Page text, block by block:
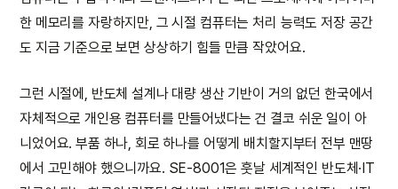
한 메모리를 자랑하지만, 그 시절 컴퓨터는 처리 능력도 저장 공간
도 지금 기준으로 보면 상상하기 힘들 만큼 작았어요.
그런 시절에, 반도체 설계나 대량 생산 기반이 거의 없던 한국에서
자체적으로 개인용 컴퓨터를 만들어냈다는 건 결코 쉬운 일이 아
니었어요. 부품 하나, 회로 하나를 어떻게 배치할지부터 전부 맨땅
에서 고민해야 했으니까요. SE-8001은 훗날 세계적인 반도체·IT